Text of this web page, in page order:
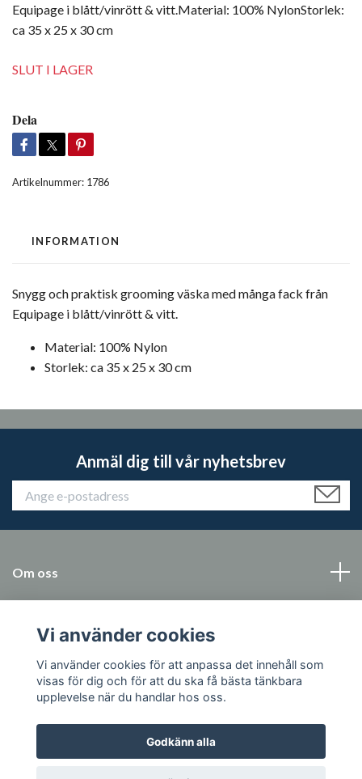
Equipage i blått/vinrött & vitt.Material: 100% NylonStorlek:
ca 35 x 25 x 30 cm
SLUT I LAGER
Dela
Artikelnummer: 1786
INFORMATION
Snygg och praktisk grooming väska med många fack från
Equipage i blått/vinrött & vitt.
Material: 100% Nylon
Storlek: ca 35 x 25 x 30 cm
Anmäl dig till vår nyhetsbrev
Om oss
Läs mer
Vi använder cookies
Vi använder cookies för att anpassa det innehåll som
visas för dig och för att du ska få bästa tänkbara
upplevelse när du handlar hos oss.
Godkänn alla